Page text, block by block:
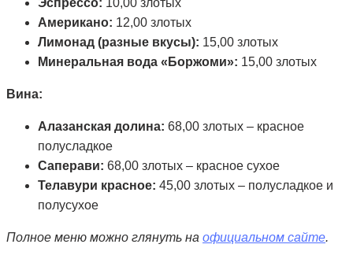
Американо: 12,00 злотых
Лимонад (разные вкусы): 15,00 злотых
Минеральная вода «Боржоми»: 15,00 злотых
Вина:
Алазанская долина: 68,00 злотых – красное
полусладкое
Саперави: 68,00 злотых – красное сухое
Телавури красное: 45,00 злотых – полусладкое и
полусухое
Полное меню можно глянуть на официальном сайте.